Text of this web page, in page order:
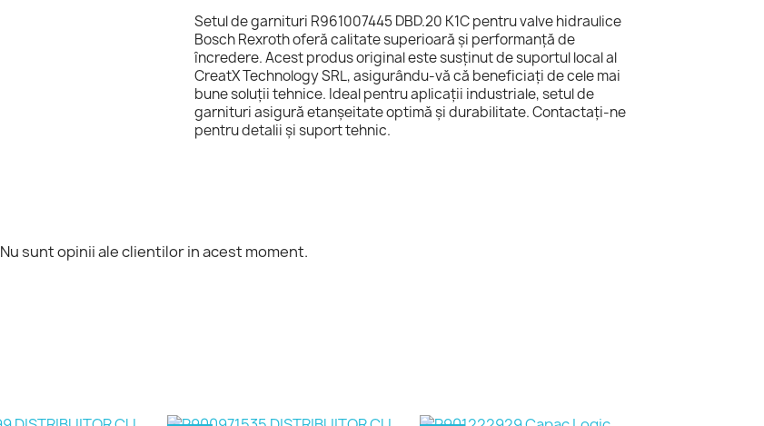
Setul de garnituri R961007445 DBD.20 K1C pentru valve hidraulice
Bosch Rexroth oferă calitate superioară și performanță de
încredere. Acest produs original este susținut de suportul local al
CreatX Technology SRL, asigurându-vă că beneficiați de cele mai
bune soluții tehnice. Ideal pentru aplicații industriale, setul de
garnituri asigură etanșeitate optimă și durabilitate. Contactați-ne
pentru detalii și suport tehnic.
Nu sunt opinii ale clientilor in acest moment.